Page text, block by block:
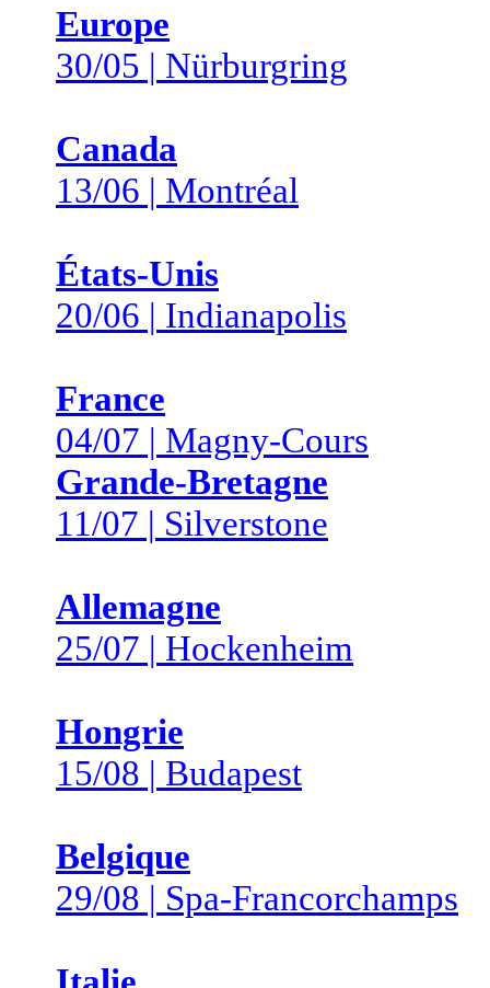
Europe
30/05 | Nürburgring
Canada
13/06 | Montréal
États-Unis
20/06 | Indianapolis
France
04/07 | Magny-Cours
Grande-Bretagne
11/07 | Silverstone
Allemagne
25/07 | Hockenheim
Hongrie
15/08 | Budapest
Belgique
29/08 | Spa-Francorchamps